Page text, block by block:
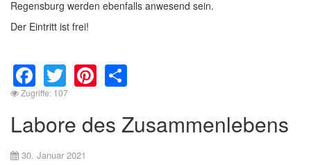
Regensburg werden ebenfalls anwesend sein.
Der Eintritt ist frei!
Facebook
TwitterPinterest
Zugriffe: 107
Labore des Zusammenlebens
30. Januar 2021